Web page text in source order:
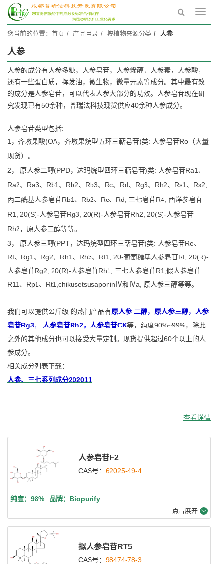
您当前的位置： 首页 产品目录 按植物来源分类 人参
人参
人参的成分有人参多糖，人参皂苷，人参烯醇，人参素，人参酸，
还有一些蛋白质，挥发油，微生物，微量元素等成分。其中最有效
的成分是人参皂苷，可以代表人参大部分的功效。人参皂苷现在研
究发现已有50余种，普瑞法科技现货供应40余种人参成分。
人参皂苷类型包括:
1，齐墩果酸(OA，齐墩果烷型五环三萜皂苷)类: 人参皂苷Ro（大量
现货）。
2， 原人参二醇(PPD，达玛烷型四环三萜皂苷)类: 人参皂苷Ra1、
Ra2、Ra3、Rb1、Rb2、Rb3、Rc、Rd、Rg3、Rh2、Rs1、Rs2,
丙二酰基人参皂苷Rb1、Rb2、Rc、Rd, 三七皂苷R4, 西洋参皂苷
R1, 20(S)-人参皂苷Rg3, 20(R)-人参皂苷Rh2, 20(S)-人参皂苷
Rh2， 原人参二醇等等。
3， 原人参三醇(PPT，达玛烷型四环三萜皂苷)类: 人参皂苷Re、
Rf、Rg1、Rg2、Rh1、Rh3、Rf1, 20-葡萄糖基人参皂苷Rf, 20(R)-
人参皂苷Rg2, 20(R)-人参皂苷Rh1, 三七人参皂苷R1,假人参皂苷
R11、Rp1、Rt1,chikusetsusaponinⅣ和Ⅳa, 原人参三醇等等。
我们可以提供公斤级 的热门产品有原人参 二醇， 原人参三醇，
人参
皂苷Rg3， 人参皂苷Rh2， 人参皂苷CK等，纯度90%~99%，除此
之外的其他成分也可以接受大量定制。现货提供超过60个以上的人
参成分。
相关成分列表下载：
人参、三七系列成分202011
查看详情
人参皂苷F2
CAS号： 62025-49-4
纯度：98% 品牌：Biopurify
点击展开
拟人参皂苷RT5
CAS号： 98474-78-3